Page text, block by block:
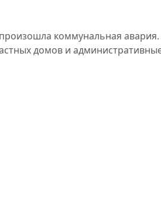
коммунальная авария.
домов и